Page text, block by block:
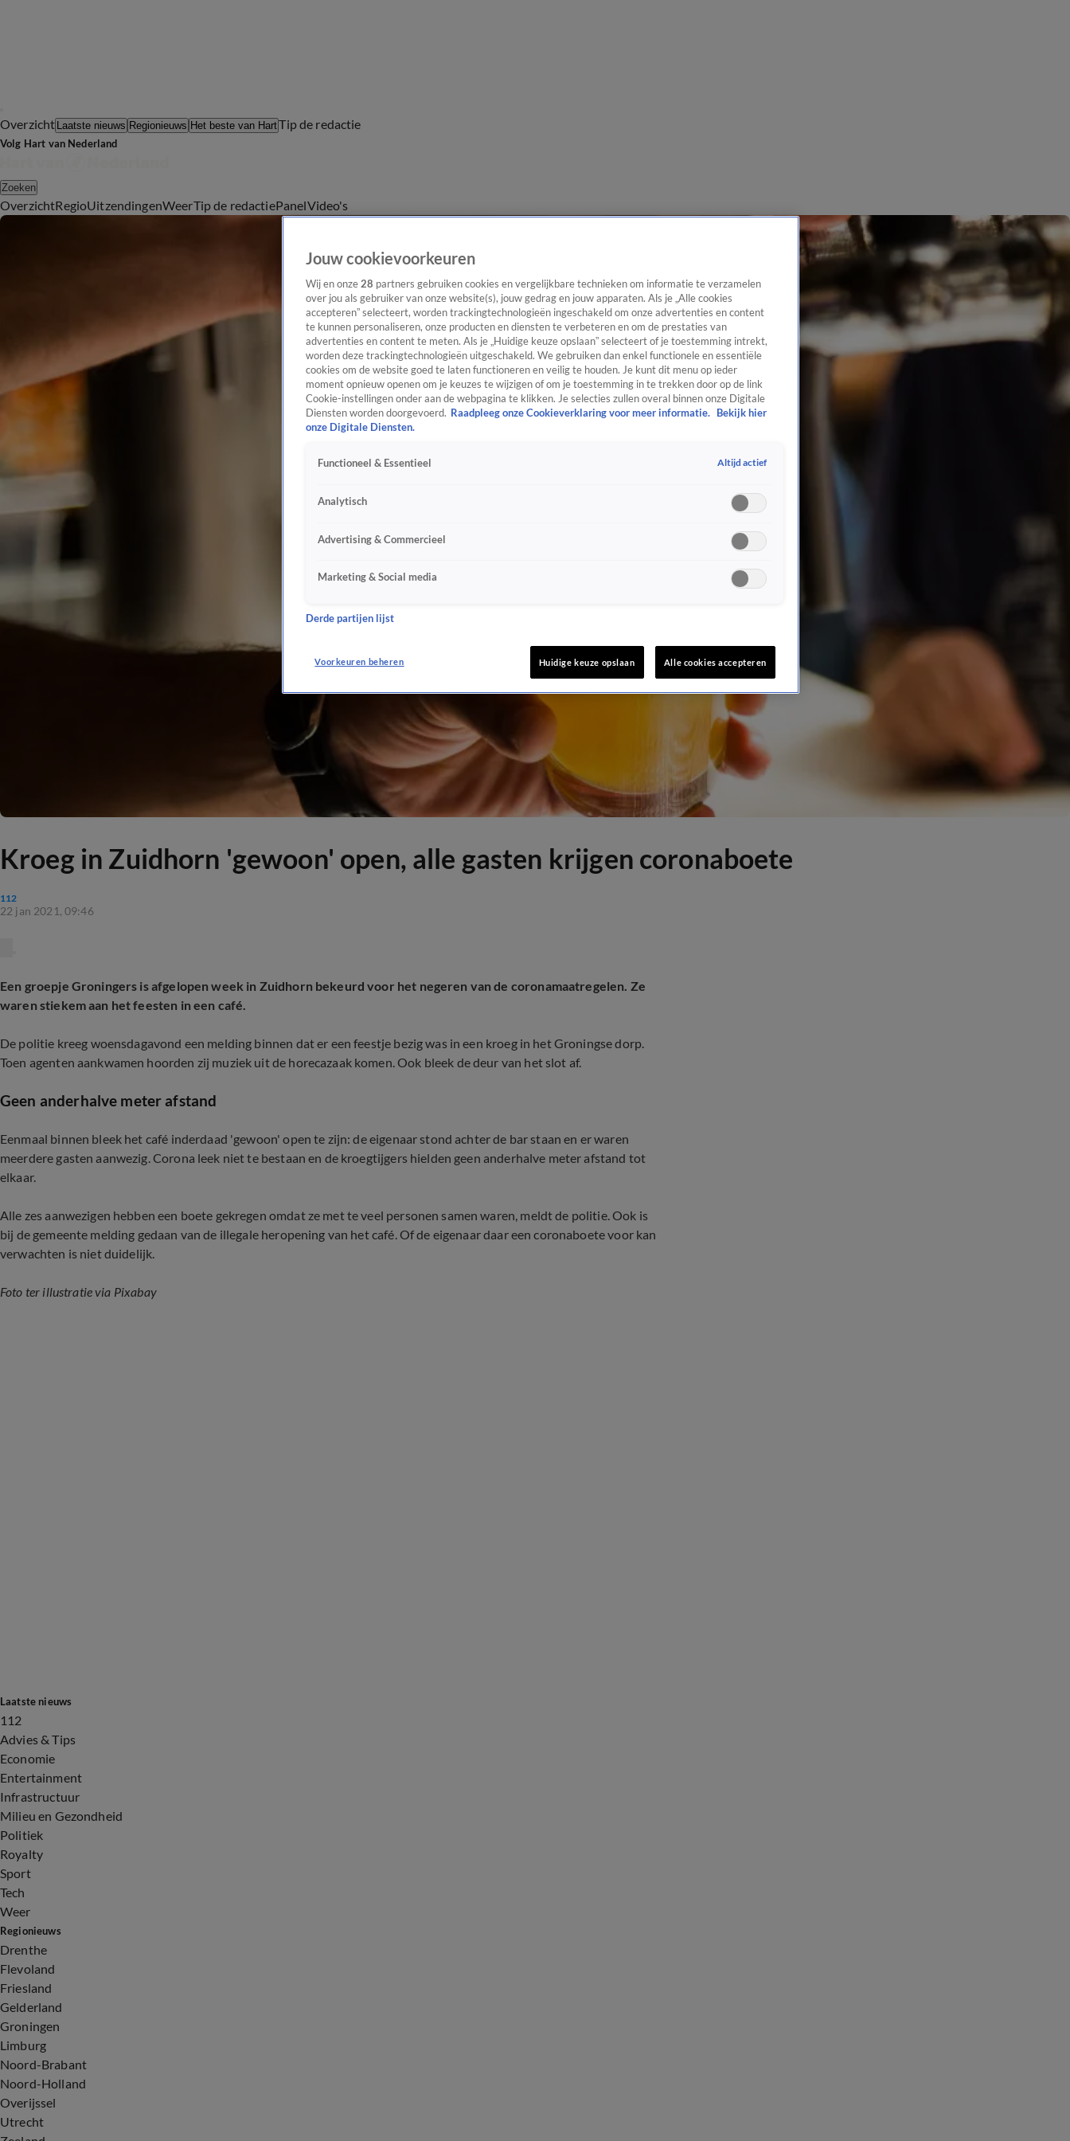
Overzicht Laatste nieuws Regionieuws Het beste van HartTip de redactie
Volg Hart van Nederland
Zoeken
OverzichtRegioUitzendingenWeerTip de redactiePanelVideo's
Kroeg in Zuidhorn 'gewoon' open, alle gasten krijgen coronaboete
112
22 jan 2021, 09:46
Een groepje Groningers is afgelopen week in Zuidhorn bekeurd voor het negeren van de coronamaatregelen. Ze
waren stiekem aan het feesten in een café.
De politie kreeg woensdagavond een melding binnen dat er een feestje bezig was in een kroeg in het Groningse dorp.
Toen agenten aankwamen hoorden zij muziek uit de horecazaak komen. Ook bleek de deur van het slot af.
Geen anderhalve meter afstand
Eenmaal binnen bleek het café inderdaad 'gewoon' open te zijn: de eigenaar stond achter de bar staan en er waren
meerdere gasten aanwezig. Corona leek niet te bestaan en de kroegtijgers hielden geen anderhalve meter afstand tot
elkaar.
Alle zes aanwezigen hebben een boete gekregen omdat ze met te veel personen samen waren, meldt de politie. Ook is
bij de gemeente melding gedaan van de illegale heropening van het café. Of de eigenaar daar een coronaboete voor kan
verwachten is niet duidelijk.
Foto ter illustratie via Pixabay
Laatste nieuws
112
Advies & Tips
Economie
Entertainment
Infrastructuur
Milieu en Gezondheid
Politiek
Royalty
Sport
Tech
Weer
Regionieuws
Drenthe
Flevoland
Friesland
Gelderland
Groningen
Limburg
Noord-Brabant
Noord-Holland
Overijssel
Utrecht
Jouw cookievoorkeuren
Wij en onze 28 partners gebruiken cookies en vergelijkbare technieken om informatie te verzamelen
over jou als gebruiker van onze website(s), jouw gedrag en jouw apparaten. Als je „Alle cookies
accepteren” selecteert, worden trackingtechnologieën ingeschakeld om onze advertenties en content
te kunnen personaliseren, onze producten en diensten te verbeteren en om de prestaties van
advertenties en content te meten. Als je „Huidige keuze opslaan” selecteert of je toestemming intrekt,
worden deze trackingtechnologieën uitgeschakeld. We gebruiken dan enkel functionele en essentiële
cookies om de website goed te laten functioneren en veilig te houden. Je kunt dit menu op ieder
moment opnieuw openen om je keuzes te wijzigen of om je toestemming in te trekken door op de link
Cookie-instellingen onder aan de webpagina te klikken. Je selecties zullen overal binnen onze Digitale
Diensten worden doorgevoerd. Raadpleeg onze Cookieverklaring voor meer informatie.
Bekijk hier
onze Digitale Diensten.
Functioneel & Essentieel Altijd actief
Analytisch
Advertising & Commercieel
Marketing & Social media
Derde partijen lijst
Voorkeuren beheren Huidige keuze opslaan Alle cookies accepteren